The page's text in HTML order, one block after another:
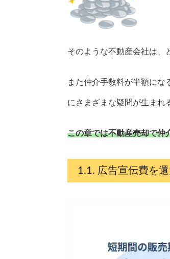
そのような不動産会社は、
また仲介手数料が半額に
にさまざまな疑問が生まれ
この章では不動産売却で仲
広告宣伝費を